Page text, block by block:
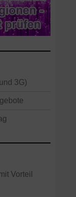
3G)
Vorteil